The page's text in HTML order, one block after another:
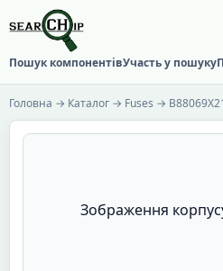
Пошук компонентівУчасть у пошуку
Головна → Каталог → Fuses →
Зображення